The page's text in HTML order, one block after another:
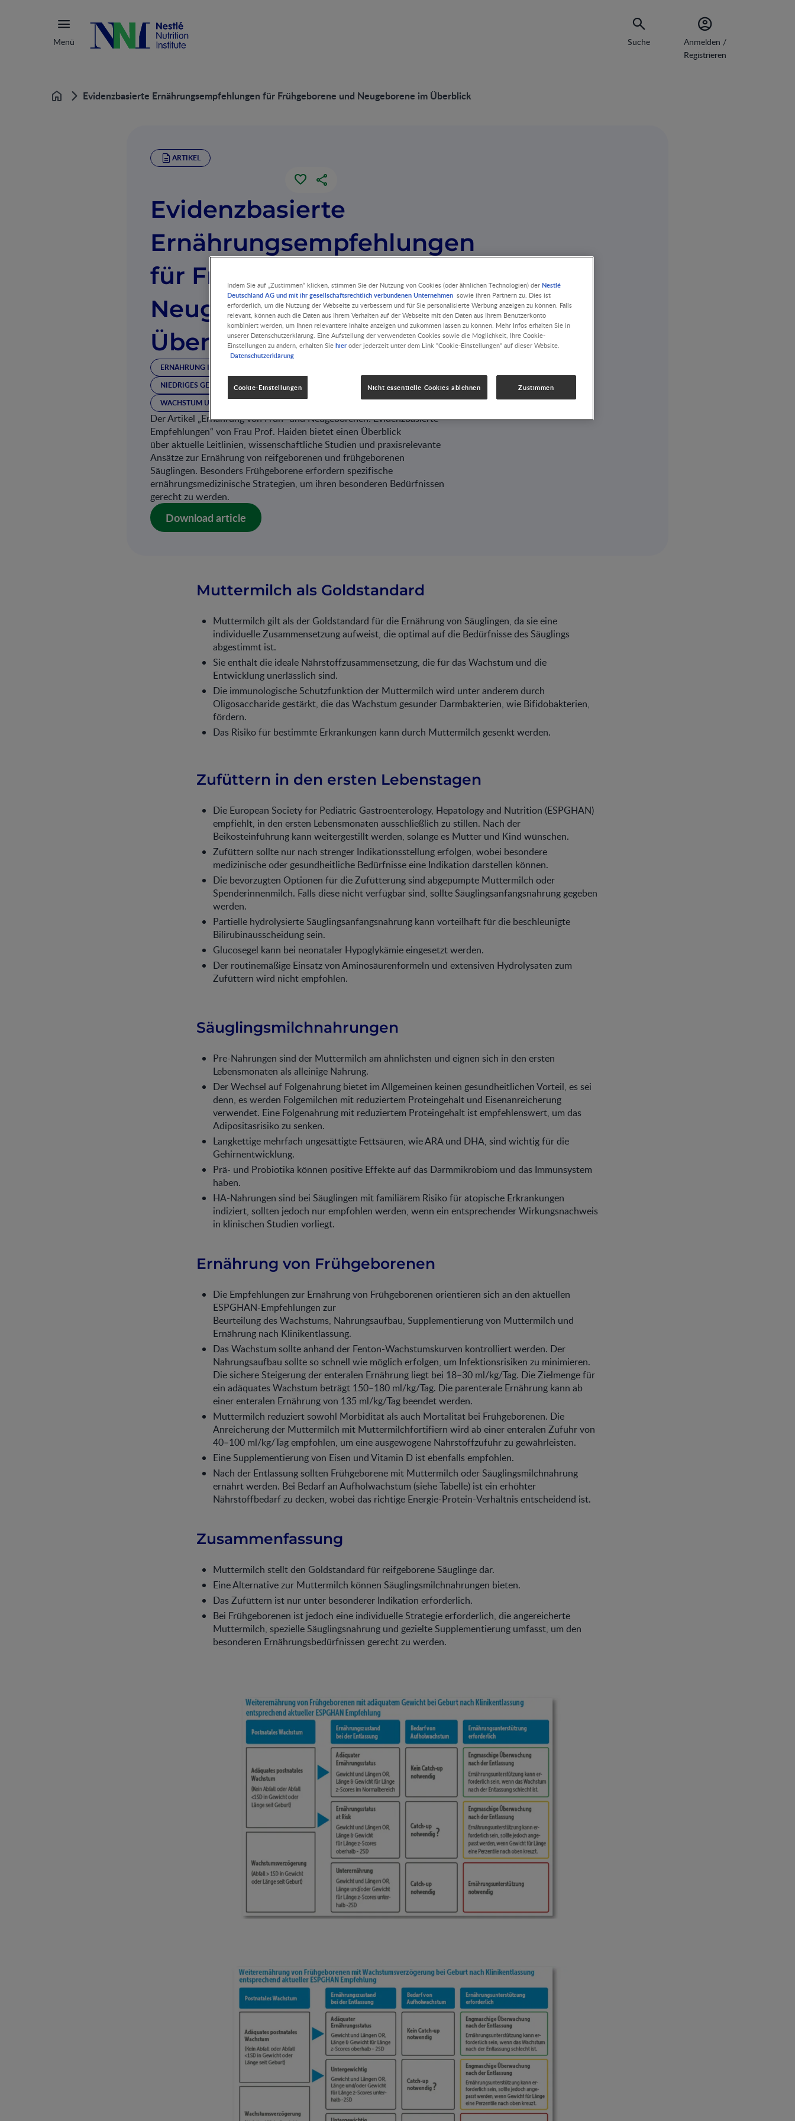
Menü Suche
Anmelden /
Registrieren
Home Evidenzbasierte Ernährungsempfehlungen für Frühgeborene und Neugeborene im Überblick
ARTIKEL
Evidenzbasierte
Ernährungsempfehlungen
für Frühgeborene und
Neugeborene im
Überblick
ERNÄHRUNG IM 1. LEBENSJAHR
NIEDRIGES GEBURTSGEWICHT
UNTERERNÄHRUNG
WACHSTUM UND ENTWICKLUNG
Der Artikel „Ernährung von Früh- und Neugeborenen: Evidenzbasierte
Empfehlungen“ von Frau Prof. Haiden bietet einen Überblick
über aktuelle Leitlinien, wissenschaftliche Studien und praxisrelevante
Ansätze zur Ernährung von reifgeborenen und frühgeborenen
Säuglingen. Besonders Frühgeborene erfordern spezifische
ernährungsmedizinische Strategien, um ihren besonderen Bedürfnissen
gerecht zu werden.
Download article
Muttermilch als Goldstandard
Muttermilch gilt als der Goldstandard für die Ernährung von Säuglingen, da sie eine
individuelle Zusammensetzung aufweist, die optimal auf die Bedürfnisse des Säuglings
abgestimmt ist.
Sie enthält die ideale Nährstoffzusammensetzung, die für das Wachstum und die
Entwicklung unerlässlich sind.
Die immunologische Schutzfunktion der Muttermilch wird unter anderem durch
Oligosaccharide gestärkt, die das Wachstum gesunder Darmbakterien, wie Bifidobakterien,
fördern.
Das Risiko für bestimmte Erkrankungen kann durch Muttermilch gesenkt werden.
Zufüttern in den ersten Lebenstagen
Die European Society for Pediatric Gastroenterology, Hepatology and Nutrition (ESPGHAN)
empfiehlt, in den ersten Lebensmonaten ausschließlich zu stillen. Nach der
Beikosteinführung kann weitergestillt werden, solange es Mutter und Kind wünschen.
Zufüttern sollte nur nach strenger Indikationsstellung erfolgen, wobei besondere
medizinische oder gesundheitliche Bedürfnisse eine Indikation darstellen können.
Die bevorzugten Optionen für die Zufütterung sind abgepumpte Muttermilch oder
Spenderinnenmilch. Falls diese nicht verfügbar sind, sollte Säuglingsanfangsnahrung gegeben
werden.
Partielle hydrolysierte Säuglingsanfangsnahrung kann vorteilhaft für die beschleunigte
Bilirubinausscheidung sein.
Glucosegel kann bei neonataler Hypoglykämie eingesetzt werden.
Der routinemäßige Einsatz von Aminosäurenformeln und extensiven Hydrolysaten zum
Zufüttern wird nicht empfohlen.
Säuglingsmilchnahrungen
Pre-Nahrungen sind der Muttermilch am ähnlichsten und eignen sich in den ersten
Lebensmonaten als alleinige Nahrung.
Der Wechsel auf Folgenahrung bietet im Allgemeinen keinen gesundheitlichen Vorteil, es sei
denn, es werden Folgemilchen mit reduziertem Proteingehalt und Eisenanreicherung
verwendet. Eine Folgenahrung mit reduziertem Proteingehalt ist empfehlenswert, um das
Adipositasrisiko zu senken.
Langkettige mehrfach ungesättigte Fettsäuren, wie ARA und DHA, sind wichtig für die
Gehirnentwicklung.
Prä- und Probiotika können positive Effekte auf das Darmmikrobiom und das Immunsystem
haben.
HA-Nahrungen sind bei Säuglingen mit familiärem Risiko für atopische Erkrankungen
indiziert, sollten jedoch nur empfohlen werden, wenn ein entsprechender Wirkungsnachweis
in klinischen Studien vorliegt.
Ernährung von Frühgeborenen
Die Empfehlungen zur Ernährung von Frühgeborenen orientieren sich an den aktuellen
ESPGHAN-Empfehlungen zur
Beurteilung des Wachstums, Nahrungsaufbau, Supplementierung von Muttermilch und
Ernährung nach Klinikentlassung.
Das Wachstum sollte anhand der Fenton-Wachstumskurven kontrolliert werden. Der
Nahrungsaufbau sollte so schnell wie möglich erfolgen, um Infektionsrisiken zu minimieren.
Die sichere Steigerung der enteralen Ernährung liegt bei 18–30 ml/kg/Tag. Die Zielmenge für
ein adäquates Wachstum beträgt 150–180 ml/kg/Tag. Die parenterale Ernährung kann ab
einer enteralen Ernährung von 135 ml/kg/Tag beendet werden.
Muttermilch reduziert sowohl Morbidität als auch Mortalität bei Frühgeborenen. Die
Anreicherung der Muttermilch mit Muttermilchfortifiern wird ab einer enteralen Zufuhr von
40–100 ml/kg/Tag empfohlen, um eine ausgewogene Nährstoffzufuhr zu gewährleisten.
Eine Supplementierung von Eisen und Vitamin D ist ebenfalls empfohlen.
Nach der Entlassung sollten Frühgeborene mit Muttermilch oder Säuglingsmilchnahrung
ernährt werden. Bei Bedarf an Aufholwachstum (siehe Tabelle) ist ein erhöhter
Nährstoffbedarf zu decken, wobei das richtige Energie-Protein-Verhältnis entscheidend ist.
Zusammenfassung
Muttermilch stellt den Goldstandard für reifgeborene Säuglinge dar.
Eine Alternative zur Muttermilch können Säuglingsmilchnahrungen bieten.
Das Zufüttern ist nur unter besonderer Indikation erforderlich.
Bei Frühgeborenen ist jedoch eine individuelle Strategie erforderlich, die angereicherte
Muttermilch, spezielle Säuglingsnahrung und gezielte Supplementierung umfasst, um den
besonderen Ernährungsbedürfnissen gerecht zu werden.
Indem Sie auf „Zustimmen“ klicken, stimmen Sie der Nutzung von Cookies (oder ähnlichen Technologien) der Nestlé
Deutschland AG und mit ihr gesellschaftsrechtlich verbundenen Unternehmen sowie ihren Partnern zu. Dies ist
erforderlich, um die Nutzung der Webseite zu verbessern und für Sie personalisierte Werbung anzeigen zu können. Falls
relevant, können auch die Daten aus Ihrem Verhalten auf der Webseite mit den Daten aus Ihrem Benutzerkonto
kombiniert werden, um Ihnen relevantere Inhalte anzeigen und zukommen lassen zu können. Mehr Infos erhalten Sie in
unserer Datenschutzerklärung. Eine Aufstellung der verwendeten Cookies sowie die Möglichkeit, Ihre Cookie-
Einstellungen zu ändern, erhalten Sie hier oder jederzeit unter dem Link "Cookie-Einstellungen" auf dieser Website.
Datenschutzerklärung
Cookie-Einstellungen Nicht essentielle Cookies ablehnen Zustimmen